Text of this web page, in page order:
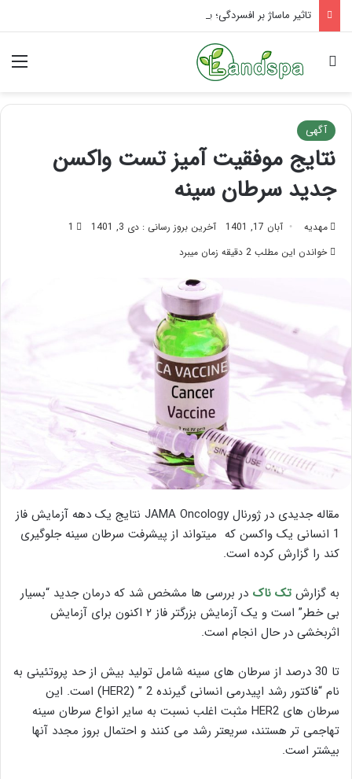
تاثیر ماساژ بر افسردگی؛ با ماساژ درمانی افسردگی را درمان کنید!
جستجو برای
آگهی
نتایج موفقیت آمیز تست واکسن
جدید سرطان سینه
مهدیه آبان 17, 1401 آخرین بروز رسانی : دی 3, 1401
1
خواندن این مطلب 2 دقیقه زمان میبرد
مقاله جدیدی در ژورنال JAMA Oncology نتایج یک دهه آزمایش فاز
1 انسانی یک واکسن که میتواند از پیشرفت سرطان سینه جلوگیری
کند را گزارش کرده است.
به گزارش تک ناک در بررسی ها مشخص شد که درمان جدید “بسیار
بی خطر” است و یک آزمایش بزرگتر فاز ۲ اکنون برای آزمایش
اثربخشی در حال انجام است.
تا 30 درصد از سرطان های سینه شامل تولید بیش از حد پروتئینی به
نام “فاکتور رشد اپیدرمی انسانی گیرنده 2 ” (HER2) است. این
سرطان های HER2 مثبت اغلب نسبت به سایر انواع سرطان سینه
تهاجمی تر هستند، سریعتر رشد می کنند و احتمال بروز مجدد آنها
بیشتر است.